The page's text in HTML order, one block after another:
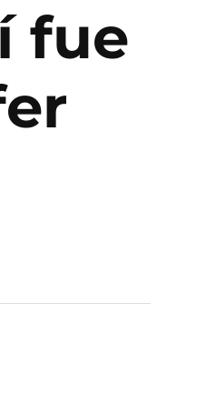
fue